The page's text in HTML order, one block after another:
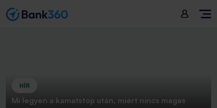
HÍR
Mi legyen a kamatstop után, miért nincs magas